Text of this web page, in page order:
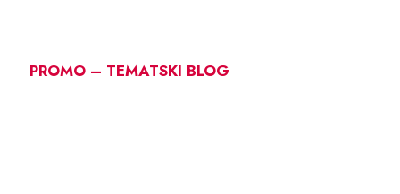
PROMO – TEMATSKI BLOG